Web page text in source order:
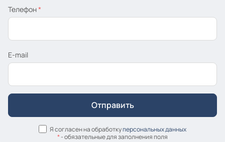
Телефон*
E-mail
Я согласен на обработкуперсональных данных
*- обязательные для заполнения поля